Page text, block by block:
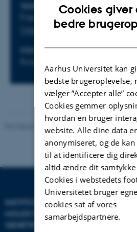
Oplysninger om
Fredag 20. juni 2025, kl.
Tilføj til kalender
Revideret 09.12.2025 Helene Eriksen
INSTITUT FOR
MOLEKYLÆRBIOLOGI OG
GENETIK
Cookies giver
bedre
Aarhus Universitet kan
bedste brugeroplevelse,
vælger ”Accepter alle”
Cookies gemmer
hvordan en bruger
website. Alle dine data er
anonymiseret, og de
til at identificere dig
altid ændre dit
Cookies i webstedets
Universitetet bruger
cookies sat af vores
samarbejdspartnere.